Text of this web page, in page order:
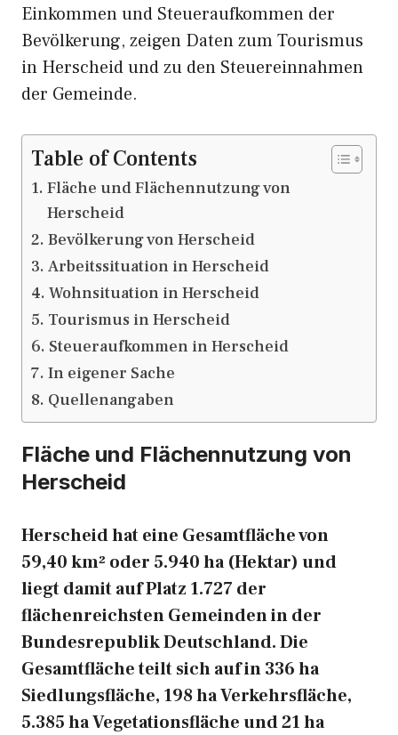
Einkommen und Steueraufkommen der
Bevölkerung, zeigen Daten zum Tourismus
in Herscheid und zu den Steuereinnahmen
der Gemeinde.
Table of Contents
Fläche und Flächennutzung von
Herscheid
Bevölkerung von Herscheid
Arbeitssituation in Herscheid
Wohnsituation in Herscheid
Tourismus in Herscheid
Steueraufkommen in Herscheid
In eigener Sache
Quellenangaben
Fläche und Flächennutzung von
Herscheid
Herscheid hat eine Gesamtfläche von
59,40 km² oder 5.940 ha (Hektar) und
liegt damit auf Platz 1.727 der
flächenreichsten Gemeinden in der
Bundesrepublik Deutschland. Die
Gesamtfläche teilt sich auf in 336 ha
Siedlungsfläche, 198 ha Verkehrsfläche,
5.385 ha Vegetationsfläche und 21 ha